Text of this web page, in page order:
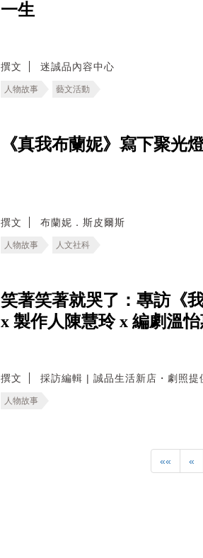
一生
撰文 迷誠品內容中心
人物故事 藝文活動
《真我布蘭妮》寫下聚光
撰文 布蘭妮．斯皮爾斯
人物故事 人文社科
笑著笑著就哭了：專訪《
x 製作人陳慧玲 x 編劇溫
撰文 採訪編輯 | 誠品生活新店・劇照提
人物故事
«« «